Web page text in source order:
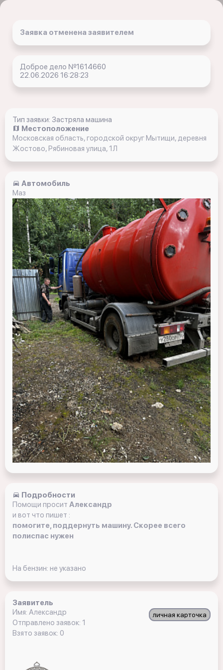
Заявка отменена заявителем
Доброе дело №1614660
22.06.2026 16:28:23
Тип заявки: Застряла машина
Местоположение
Московская область, городской округ Мытищи, деревня
Жостово, Рябиновая улица, 1Л
Автомобиль
Маз
Подробности
Помощи просит Александр
и вот что пишет :
помогите, поддернуть машину. Скорее всего
полиспас нужен
На бензин: не указано
Заявитель
личная карточка
Имя: Александр
Отправлено заявок: 1
Взято заявок: 0